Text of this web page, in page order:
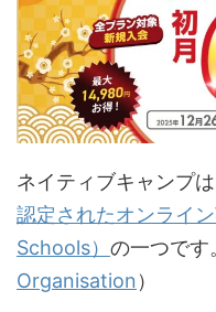
ネイティブキャンプ
認定されたオンライ
Schools） の一つです
Organisation）